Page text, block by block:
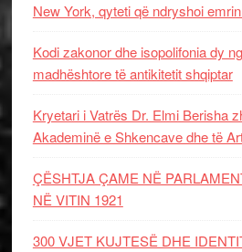
New York, qyteti që ndryshoi
Kodi zakonor dhe isopolifonia dy
madhështore të antikitetit shqiptar
Kryetari i Vatrës Dr. Elmi Berisha
Akademinë e Shkencave dhe të
ÇËSHTJA ÇAME NË
NË VITIN 1921
300 VJET KUJTESË DHE